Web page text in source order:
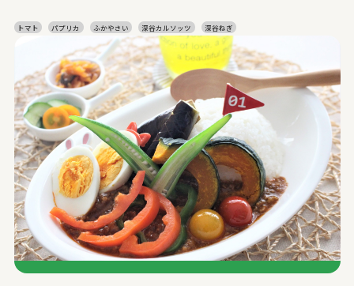
トマト パプリカ ふかやさい 深谷カルソッツ 深谷ねぎ